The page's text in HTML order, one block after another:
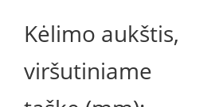
Kėlimo aukštis,
viršutiniame